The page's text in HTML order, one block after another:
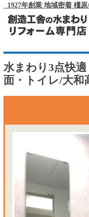
1927年創業 地域密着 橿
水まわり3点快
面・トイレ/大和